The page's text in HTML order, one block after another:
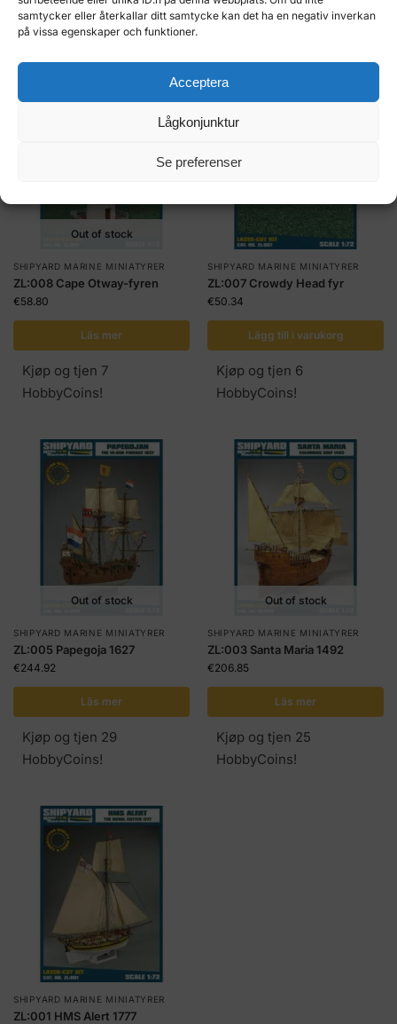
samtycker eller återkallar ditt samtycke kan det ha en negativ inverkan
på vissa egenskaper och funktioner.
Acceptera
Lågkonjunktur
Se preferenser
Kjøp og tjen 7
HobbyCoins!
Kjøp og tjen 7
HobbyCoins!
Out of stock
SHIPYARD MARINE MINIATYRER
ZL:008 Cape Otway-fyren
€58.80
Läs mer
Kjøp og tjen 7
HobbyCoins!
SHIPYARD MARINE MINIATYRER
ZL:007 Crowdy Head fyr
€50.34
Lägg till i varukorg
Kjøp og tjen 6
HobbyCoins!
Out of stock
SHIPYARD MARINE MINIATYRER
ZL:005 Papegoja 1627
€244.92
Läs mer
Kjøp og tjen 29
HobbyCoins!
Out of stock
SHIPYARD MARINE MINIATYRER
ZL:003 Santa Maria 1492
€206.85
Läs mer
Kjøp og tjen 25
HobbyCoins!
SHIPYARD MARINE MINIATYRER
ZL:001 HMS Alert 1777